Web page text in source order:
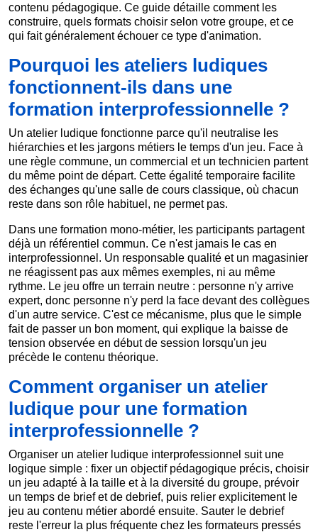
contenu pédagogique. Ce guide détaille comment les
construire, quels formats choisir selon votre groupe, et ce
qui fait généralement échouer ce type d'animation.
Pourquoi les ateliers ludiques
fonctionnent-ils dans une
formation interprofessionnelle ?
Un atelier ludique fonctionne parce qu'il neutralise les
hiérarchies et les jargons métiers le temps d'un jeu. Face à
une règle commune, un commercial et un technicien partent
du même point de départ. Cette égalité temporaire facilite
des échanges qu'une salle de cours classique, où chacun
reste dans son rôle habituel, ne permet pas.
Dans une formation mono-métier, les participants partagent
déjà un référentiel commun. Ce n'est jamais le cas en
interprofessionnel. Un responsable qualité et un magasinier
ne réagissent pas aux mêmes exemples, ni au même
rythme. Le jeu offre un terrain neutre : personne n'y arrive
expert, donc personne n'y perd la face devant des collègues
d'un autre service. C'est ce mécanisme, plus que le simple
fait de passer un bon moment, qui explique la baisse de
tension observée en début de session lorsqu'un jeu
précède le contenu théorique.
Comment organiser un atelier
ludique pour une formation
interprofessionnelle ?
Organiser un atelier ludique interprofessionnel suit une
logique simple : fixer un objectif pédagogique précis, choisir
un jeu adapté à la taille et à la diversité du groupe, prévoir
un temps de brief et de debrief, puis relier explicitement le
jeu au contenu métier abordé ensuite. Sauter le debrief
reste l'erreur la plus fréquente chez les formateurs pressés